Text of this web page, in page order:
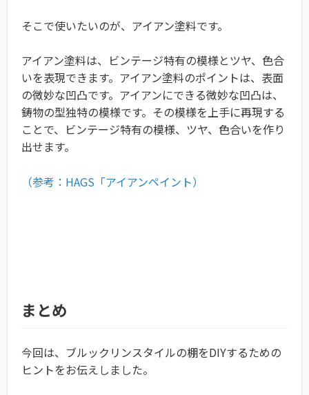
そこで使いたいのが、アイアン塗料です。
アイアン塗料は、ビンテージ特有の模様とツヤ、色合
いを表現できます。アイアン塗料のポイントは、表面
の微妙な凹凸です。アイアンにできる微妙な凹凸は、
鋳物の型独特の模様です。その模様を上手に再現する
ことで、ビンテージ特有の模様、ツヤ、色合いを作り
出せます。
（参考：HAGS「アイアンペイント）
まとめ
今回は、ブルックリンスタイルの棚をDIYするための
ヒントをお伝えしました。